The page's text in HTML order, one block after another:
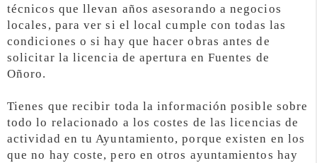
técnicos que llevan años asesorando a negocios
locales, para ver si el local cumple con todas las
condiciones o si hay que hacer obras antes de
solicitar la licencia de apertura en Fuentes de
Oñoro.
Tienes que recibir toda la información posible sobre
todo lo relacionado a los costes de las licencias de
actividad en tu Ayuntamiento, porque existen en los
que no hay coste, pero en otros ayuntamientos hay